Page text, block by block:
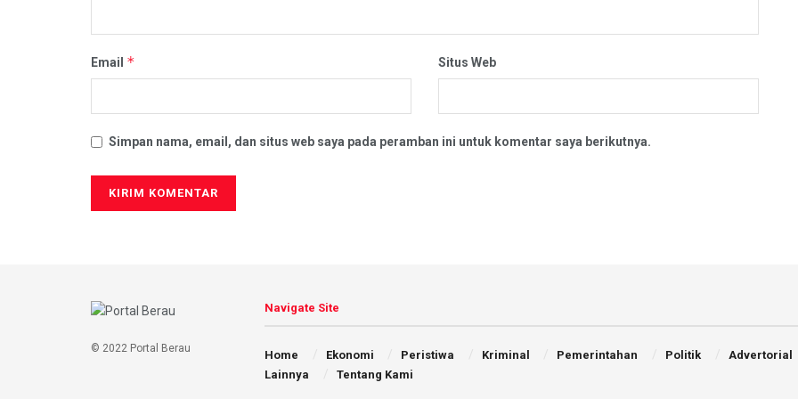
Email * Situs Web
Simpan nama, email, dan situs web saya pada peramban ini untuk komentar saya berikutnya.
© 2022 Portal Berau
Navigate Site
Home Ekonomi Peristiwa Kriminal Pemerintahan Politik
Advertorial
Lainnya
Tentang Kami